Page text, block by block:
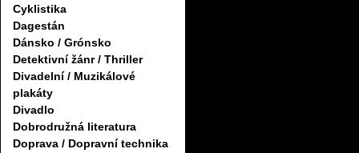
Cyklistika
Dagestán
Dánsko / Grónsko
Detektivní žánr / Thriller
Divadelní / Muzikálové
plakáty
Divadlo
Dobrodružná literatura
Doprava / Dopravní technika